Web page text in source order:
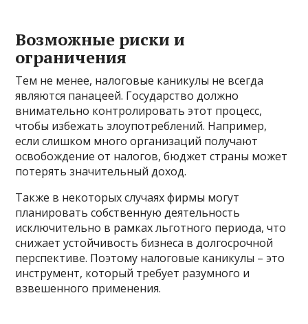
Возможные риски и
ограничения
Тем не менее, налоговые каникулы не всегда
являются панацеей. Государство должно
внимательно контролировать этот процесс,
чтобы избежать злоупотреблений. Например,
если слишком много организаций получают
освобождение от налогов, бюджет страны может
потерять значительный доход.
Также в некоторых случаях фирмы могут
планировать собственную деятельность
исключительно в рамках льготного периода, что
снижает устойчивость бизнеса в долгосрочной
перспективе. Поэтому налоговые каникулы – это
инструмент, который требует разумного и
взвешенного применения.